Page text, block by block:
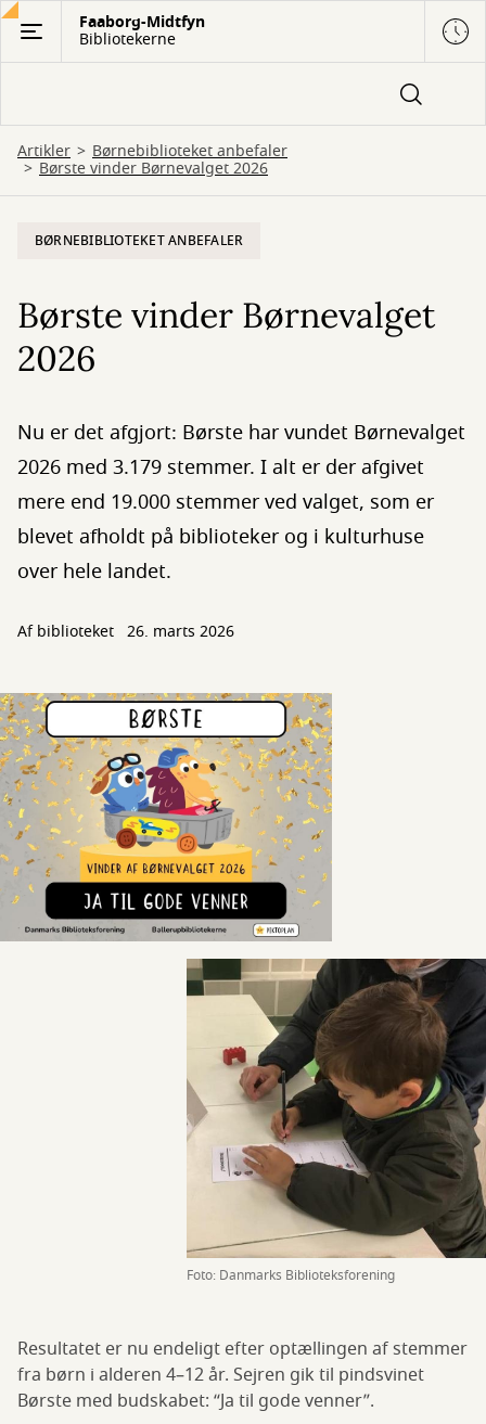
Gå
hovedindhold
Faaborg-Midtfyn
Bibliotekerne
Artikler Børnebiblioteket anbefaler
Børste vinder Børnevalget 2026
BØRNEBIBLIOTEKET ANBEFALER
Børste vinder Børnevalget
2026
Nu er det afgjort: Børste har vundet Børnevalget
2026 med 3.179 stemmer. I alt er der afgivet
mere end 19.000 stemmer ved valget, som er
blevet afholdt på biblioteker og i kulturhuse
over hele landet.
Af biblioteket 26. marts 2026
Foto: Danmarks Biblioteksforening
Resultatet er nu endeligt efter optællingen af stemmer
fra børn i alderen 4–12 år. Sejren gik til pindsvinet
Børste med budskabet: “Ja til gode venner”.